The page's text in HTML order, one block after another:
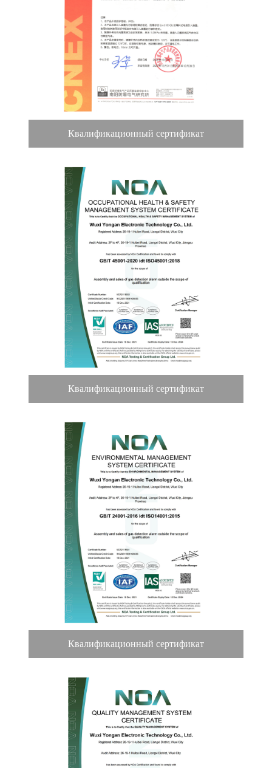
Квалификационный сертификат
Квалификационный сертификат
Квалификационный сертификат